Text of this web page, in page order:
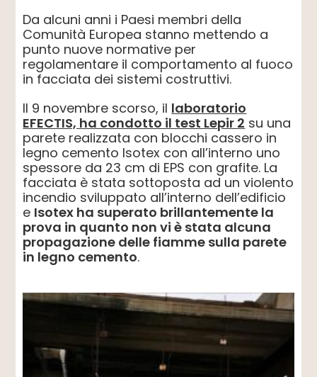
Da alcuni anni i Paesi membri della
Comunità Europea stanno mettendo a
punto nuove normative per
regolamentare il comportamento al fuoco
in facciata dei sistemi costruttivi.
Il 9 novembre scorso, il laboratorio
EFECTIS, ha condotto il test Lepir 2 su una
parete realizzata con blocchi cassero in
legno cemento Isotex con all’interno uno
spessore da 23 cm di EPS con grafite. La
facciata è stata sottoposta ad un violento
incendio sviluppato all’interno dell’edificio
e Isotex ha superato brillantemente la
prova in quanto non vi è stata alcuna
propagazione delle fiamme sulla parete
in legno cemento.